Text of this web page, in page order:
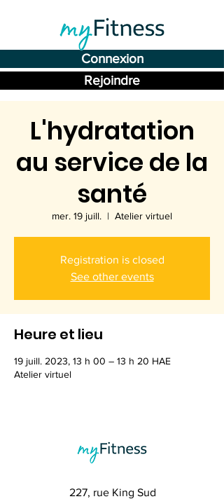
Connexion
Rejoindre
L'hydratation
au service de la
santé
mer. 19 juill.
  |
Atelier virtuel
Registration is closed
See other events
Heure et lieu
19 juill. 2023, 13 h 00 – 13 h 20 HAE
Atelier virtuel
227, rue King Sud